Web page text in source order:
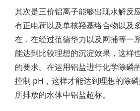
其次是三价铝离子能够出现水解反
有正电荷以及单核羟基络合物以及
在，在经过范德华力以及网捕等一
能达到比较理想的沉淀效果，这样
的要求。在运用铝盐进行化学除磷
控制 pH，这样才能达到理想的除
所排放的水体中铝盐超标。